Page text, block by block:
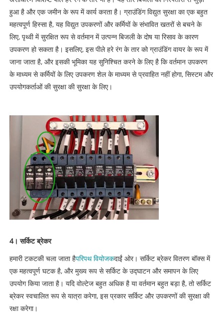
हुआ है और एक जमीन के रूप में कार्य करता है। ग्राउंडिंग विद्युत सुरक्षा का एक बहुत
महत्वपूर्ण हिस्सा है, यह विद्युत उपकरणों और कर्मियों के संभावित खतरों से बचने के
लिए, पृथ्वी में सुरक्षित रूप से वर्तमान में उत्पन्न बिजली के दोष या रिसाव के कारण
उपकरण हो सकता है। इसलिए, इस पीले हरे रंग के तार को ग्राउंडिंग वायर के रूप में
जाना जाता है, और इसकी भूमिका यह सुनिश्चित करने के लिए है कि वर्तमान उपकरण
के माध्यम से कर्मियों के लिए उपकरण शेल के माध्यम से प्रवाहित नहीं होगा, सिस्टम और
उपयोगकर्ताओं की सुरक्षा की सुरक्षा के लिए।
4। सर्किट ब्रेकर
हमारी टकटकी चला जाता हैपरिपथ वियोजकदाईं ओर। सर्किट ब्रेकर वितरण बॉक्स में
एक महत्वपूर्ण घटक है, और मुख्य रूप से सर्किट के उद्घाटन और समापन के लिए
उपयोग किया जाता है। यदि वोल्टेज बहुत अधिक है या वर्तमान बहुत बड़ा है, तो सर्किट
ब्रेकर स्वचालित रूप से यात्रा करेगा, इस प्रकार सर्किट और उपकरणों की सुरक्षा की
रक्षा करेगा।